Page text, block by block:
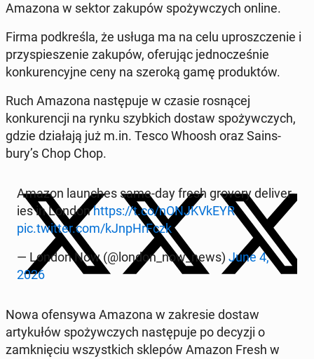
Amazona w sektor zakupów spoży­w­czych online.
Firma pod­kreśla, że usługa ma na celu up­roszcze­nie i
przyspiesze­nie zakupów, ofer­u­jąc jed­nocześnie
konkuren­cyjne ceny na szeroką gamę pro­duk­tów.
Ruch Amazona następu­je w czasie ros­nącej
konkurencji na rynku szy­b­kich dostaw spoży­w­czych,
gdzie dzi­ała­ją już m.in. Tesco Whoosh oraz Sains­
bury’s Chop Chop.
Amazon launch­es same-day fresh grovery de­liv­er­
ies in Londonhttps://t.co/nON­JKVkEYR
pic.twitter.com/kJn­pHrFczk
— London Now (@london_now_news) June 4,
2026
Nowa ofen­sy­wa Amazona w za­kre­sie dostaw
artykułów spoży­w­czych następu­je po decyzji o
zamknię­ciu wszys­t­kich sklepów Amazon Fresh w